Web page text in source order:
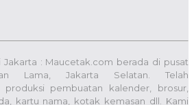
: Maucetak.com berada di pusat
Lama, Jakarta Selatan. Telah
pembuatan kalender, brosur,
kartu nama, kotak kemasan dll. Kami